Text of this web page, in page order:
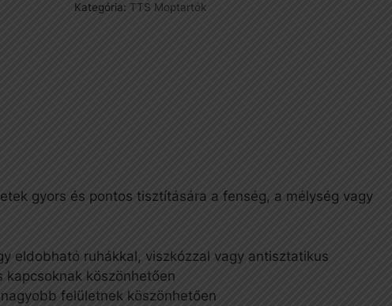
Kategória: TTS Moptartók
gyors és pontos tisztítására a fenség, a mélység vagy
eldobható ruhákkal, viszkózzal vagy antisztatikus
kapcsoknak köszönhetően
felületnek köszönhetően